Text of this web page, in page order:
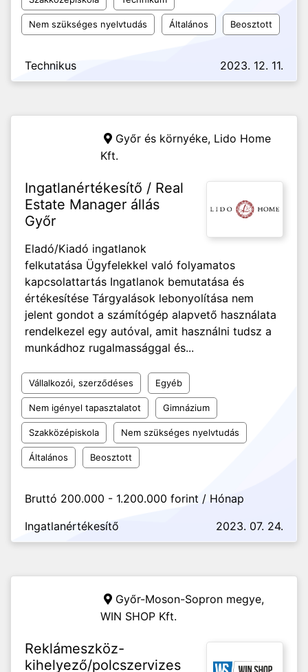
Nem szükséges nyelvtudás Általános Beosztott
Technikus 2023. 12. 11.
Győr és környéke, Lido Home
Kft.
Ingatlanértékesítő / Real
Estate Manager állás
Győr
Eladó/Kiadó ingatlanok
felkutatása Ügyfelekkel való folyamatos
kapcsolattartás Ingatlanok bemutatása és
értékesítése Tárgyalások lebonyolítása nem
jelent gondot a számítógép alapvető használata
rendelkezel egy autóval, amit használni tudsz a
munkádhoz rugalmassággal és...
Vállalkozói, szerződéses Egyéb
Nem igényel tapasztalatot Gimnázium
Szakközépiskola Nem szükséges nyelvtudás
Általános Beosztott
Bruttó 200.000 - 1.200.000 forint / Hónap
Ingatlanértékesítő
2023. 07. 24.
Győr-Moson-Sopron megye,
WIN SHOP Kft.
Reklámeszköz-
kihelyező/polcszervizes